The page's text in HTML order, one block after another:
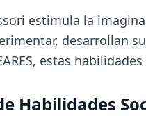
estimula la
desarrollan
estas
Habilidades